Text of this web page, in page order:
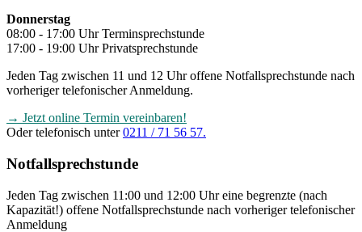
Donnerstag
08:00 - 17:00 Uhr Terminsprechstunde
17:00 - 19:00 Uhr Privatsprechstunde
Jeden Tag zwischen 11 und 12 Uhr offene Notfallsprechstunde nach
vorheriger telefonischer Anmeldung.
→ Jetzt online Termin vereinbaren!
Oder telefonisch unter0211 / 71 56 57.
Notfallsprechstunde
Jeden Tag zwischen 11:00 und 12:00 Uhr eine begrenzte (nach
Kapazität!) offene Notfallsprechstunde nach vorheriger telefonischer
Anmeldung